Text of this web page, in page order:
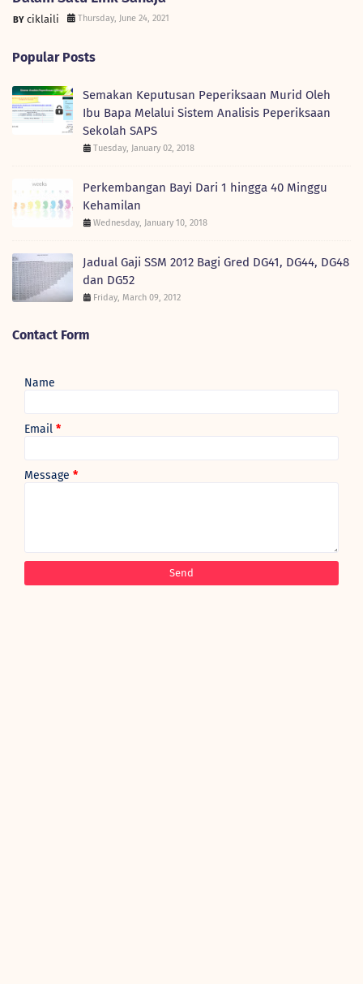
ciklaili Thursday, June 24, 2021
Popular Posts
Semakan Keputusan Peperiksaan Murid Oleh
Ibu Bapa Melalui Sistem Analisis Peperiksaan
Sekolah SAPS
Tuesday, January 02, 2018
Perkembangan Bayi Dari 1 hingga 40 Minggu
Kehamilan
Wednesday, January 10, 2018
Jadual Gaji SSM 2012 Bagi Gred DG41, DG44, DG48
dan DG52
Friday, March 09, 2012
Contact Form
Name
Email *
Message *